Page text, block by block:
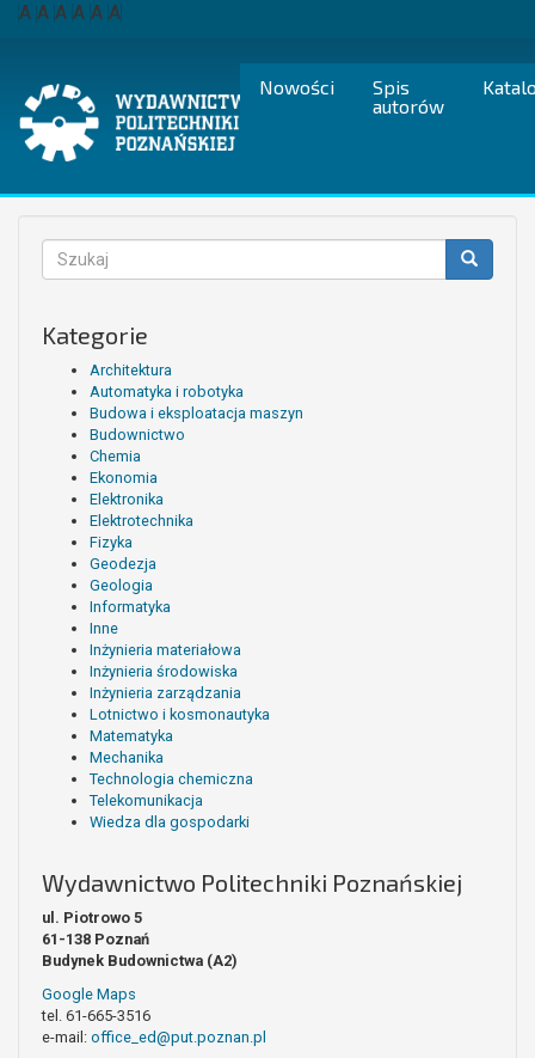
Przejdź
A A A A A A
Nowości
Spis
autorów
Formularz
wyszukiwania
Kategorie
Architektura
Automatyka i robotyka
Budowa i eksploatacja maszyn
Budownictwo
Chemia
Ekonomia
Elektronika
Elektrotechnika
Fizyka
Geodezja
Geologia
Informatyka
Inne
Inżynieria materiałowa
Inżynieria środowiska
Inżynieria zarządzania
Lotnictwo i kosmonautyka
Matematyka
Mechanika
Technologia chemiczna
Telekomunikacja
Wiedza dla gospodarki
Wydawnictwo Politechniki Poznańskiej
ul. Piotrowo 5
61-138 Poznań
Budynek Budownictwa (A2)
Google Maps
tel. 61-665-3516
e-mail: office_ed@put.poznan.pl